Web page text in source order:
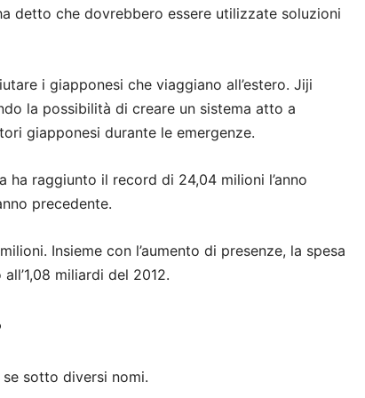
detto che dovrebbero essere utilizzate soluzioni
i giapponesi che viaggiano all’estero. Jiji
la possibilità di creare un sistema atto a
giapponesi durante le emergenze.
ha raggiunto il record di 24,04 milioni l’anno
precedente.
Insieme con l’aumento di presenze, la spesa
miliardi del 2012.
sotto diversi nomi.